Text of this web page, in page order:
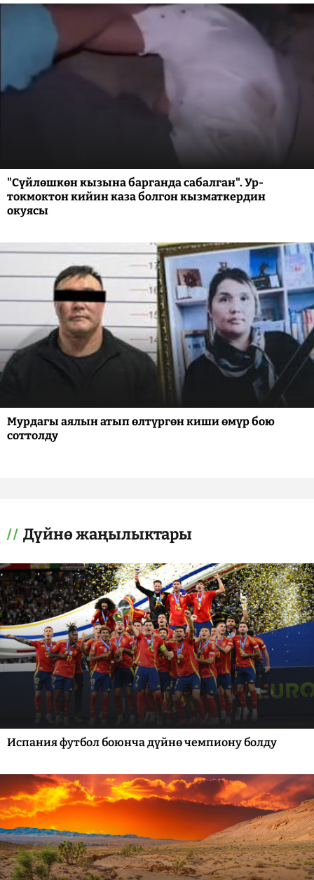
"Сүйлөшкөн кызына барганда сабалган". Ур-
токмоктон кийин каза болгон кызматкердин
окуясы
Мурдагы аялын атып өлтүргөн киши өмүр бою
соттолду
Дүйнө жаңылыктары
Испания футбол боюнча дүйнө чемпиону болду